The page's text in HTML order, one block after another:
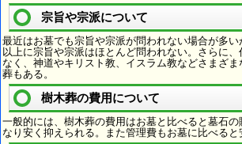
宗旨や宗派について
最近はお墓でも宗旨や宗派が問われない場合が多
以上に宗旨や宗派はほとんど問われない。さらに
なく、神道やキリスト教、イスラム教などさまざ
葬もある。
樹木葬の費用について
一般的には、樹木葬の費用はお墓と比べると墓石
なり安く抑えられる。また管理費もお墓に比べると